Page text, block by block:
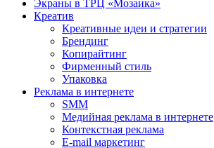
Экраны в ТРЦ «Мозаика»
Креатив
Креативные идеи и стратегии
Брендинг
Копирайтинг
Фирменный стиль
Упаковка
Реклама в интернете
SMM
Медийная реклама в интернете
Контекстная реклама
E-mail маркетинг